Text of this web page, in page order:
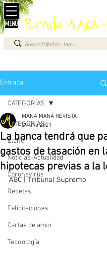
Revista MANÁ
Anúnciate aquí 660 07
MENÚ
Entrada
CATEGORÍAS
Elche
Noticias-Actualidad
Coronavirus
Recetas
Felicitaciones
Cartas de amor
Tecnología
CATEGORÍAS
La banca tendrá que
gastos de tasación en
hipotecas previas a la
MANÁ MANÁ REVISTA
29 ene 2021
ABC | Tribunal Supremo